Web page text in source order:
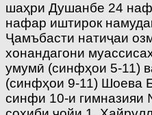
шаҳри Душанбе 24
нафар иштирок
Ҷамъбасти натиҷаи
хонандагони
умумӣ (синфҳои 5-11)
(синфҳои 9-11) Шоева
синфи 10-и